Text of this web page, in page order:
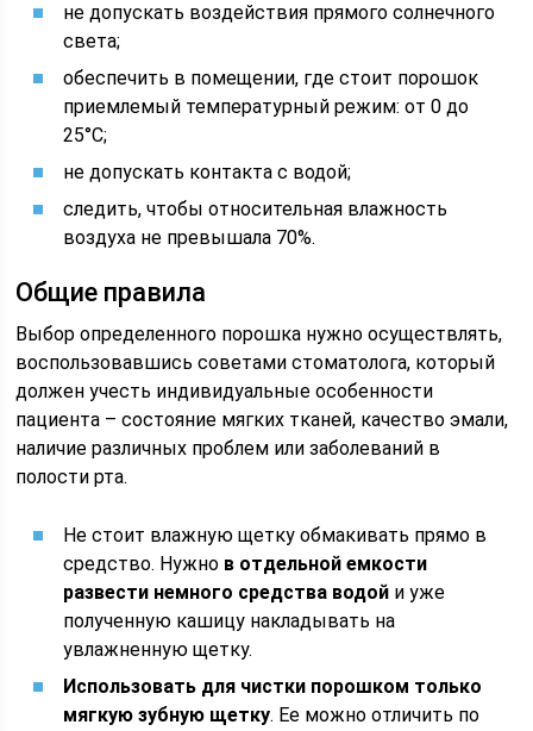
не допускать воздействия прямого солнечного
света;
обеспечить в помещении, где стоит порошок
приемлемый температурный режим: от 0 до
25°C;
не допускать контакта с водой;
следить, чтобы относительная влажность
воздуха не превышала 70%.
Общие правила
Выбор определенного порошка нужно осуществлять,
воспользовавшись советами стоматолога, который
должен учесть индивидуальные особенности
пациента – состояние мягких тканей, качество эмали,
наличие различных проблем или заболеваний в
полости рта.
Не стоит влажную щетку обмакивать прямо в
средство. Нужно в отдельной емкости
развести немного средства водой и уже
полученную кашицу накладывать на
увлажненную щетку.
Использовать для чистки порошком только
мягкую зубную щетку. Ее можно отличить по